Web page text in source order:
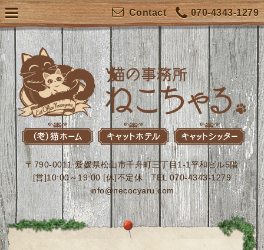
070-4343-1279
Contact
〒790-0011 愛媛県松山市千舟町三丁目1-1平和ビル5階
[営]10:00～19:00 [休]不定休 TEL 070-4343-1279
info@necocyaru.com